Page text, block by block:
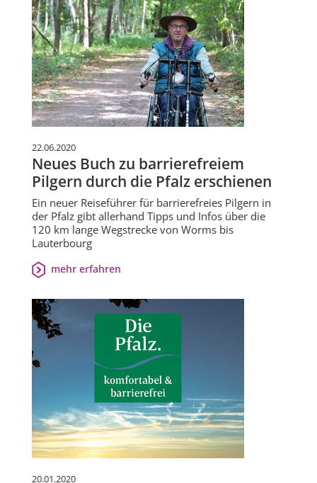
22.06.2020
Neues Buch zu barrierefreiem
Pilgern durch die Pfalz erschienen
Ein neuer Reiseführer für barrierefreies Pilgern in
der Pfalz gibt allerhand Tipps und Infos über die
120 km lange Wegstrecke von Worms bis
Lauterbourg
mehr erfahren
20.01.2020